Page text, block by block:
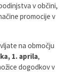
v občini,
promocije v
na območju
1. aprila,
dogodkov v